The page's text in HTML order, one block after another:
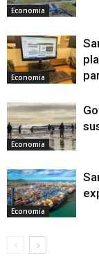
Economia
Economia
Economia
Economia